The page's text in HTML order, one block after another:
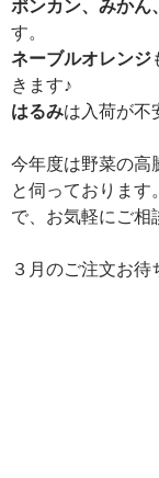
ポンカン、みかん
す。
ネーブルオレンジ
きます♪
はるみは入荷が不
今年度は野菜の高
と伺っておりま
で、お気軽にご相
３月のご注文お待